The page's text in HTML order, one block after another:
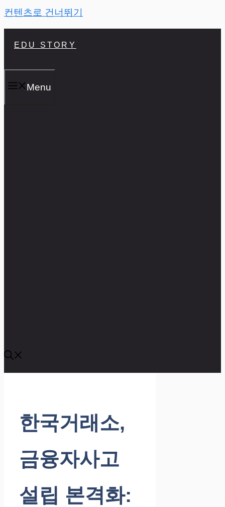
컨텐츠로 건너뛰기
EDU STORY
Menu
한국거래소,
금융자사고
설립 본격화: